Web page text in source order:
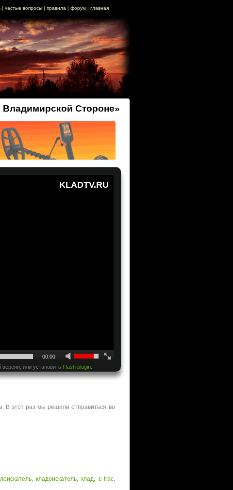
| частые вопросы| правила | форум| главная
Владимирской Стороне»
KLADTV.RU
00:00
или установить Flash plugin
В этот раз мы решили отправиться во
,кладоискатель,клад, e-trac,